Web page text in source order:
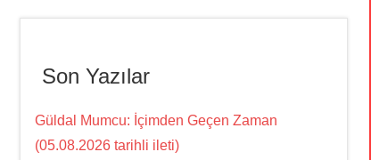
Son Yazılar
Güldal Mumcu: İçimden Geçen Zaman
(05.08.2026 tarihli ileti)